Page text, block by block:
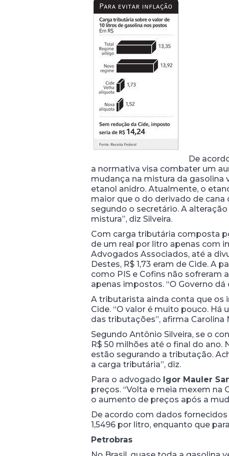
De
a normativa visa combater um
mudança na mistura da gasolina
etanol anidro. Atualmente, o
maior que o do derivado de
segundo o secretário. A
mistura”, diz Silveira.
Com carga tributária composta
de um real por litro apenas com
Advogados Associados, até a
Destes, R$ 1,73 eram de Cide. A
como PIS e Cofins não sofreram
apenas impostos. “O Governo
A tributarista ainda conta que os
Cide. “O valor é muito pouco.
das tributações”, afirma Carolina
Segundo Antônio Silveira, se o
R$ 50 milhões até o final do ano.
estão segurando a tributação.
a carga tributária”, diz.
Para o advogado Igor Mauler
preços. “Volta e meia mexem na
o aumento de preços após a
De acordo com dados
1,5496 por litro, enquanto que
Petrobras